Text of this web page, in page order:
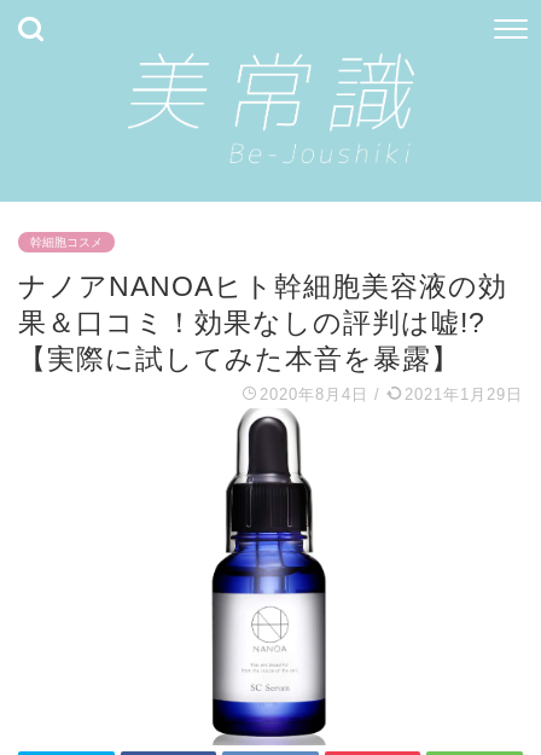
幹細胞コスメ
ナノアNANOAヒト幹細胞美容液の効
果＆口コミ！効果なしの評判は嘘!?
【実際に試してみた本音を暴露】
2020年8月4日 / 2021年1月29日